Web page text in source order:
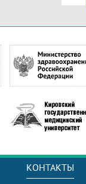
КОНТАКТЫ